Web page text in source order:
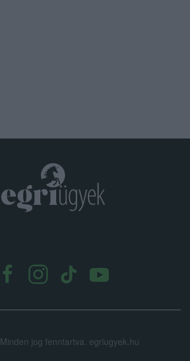
Minden jog fenntartva. egriugyek.hu